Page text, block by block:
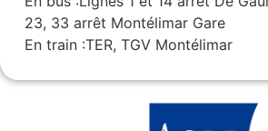
23, 33 arrêt Montélimar Gare
En train :TER, TGV Montélimar